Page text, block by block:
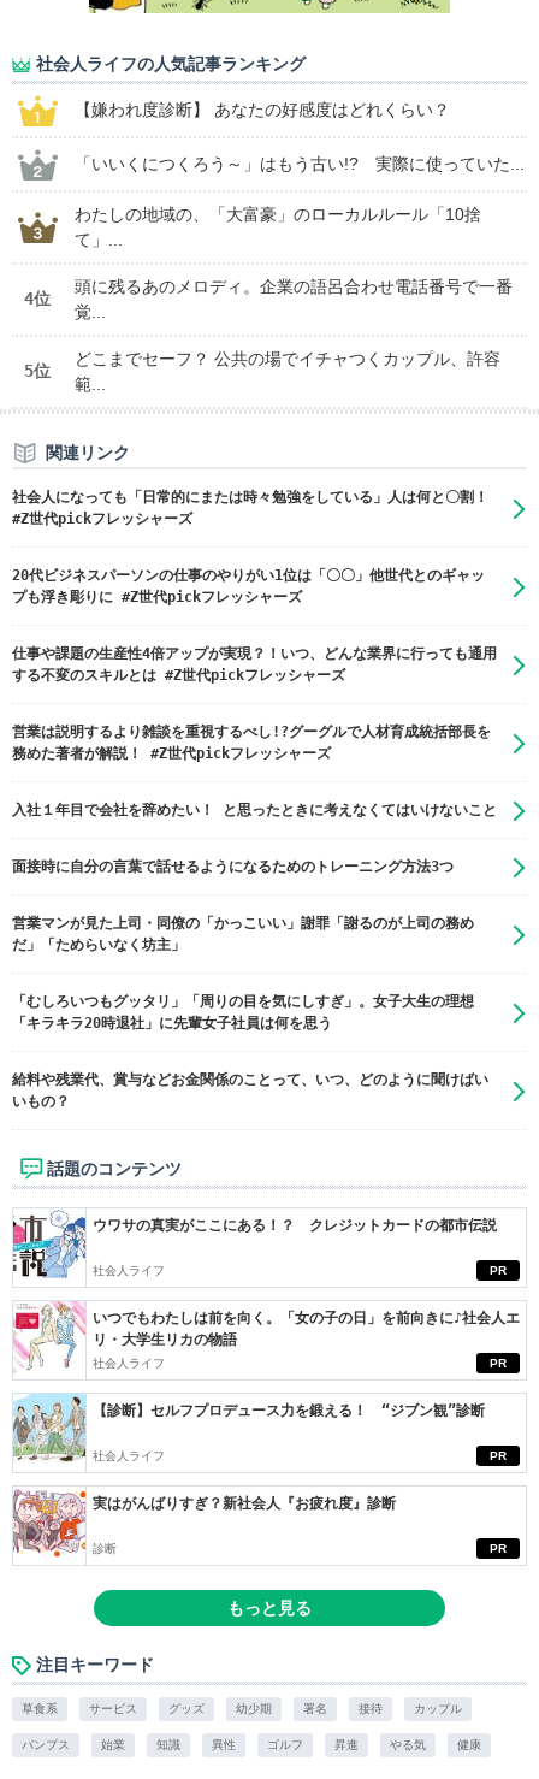
社会人ライフの人気記事ランキング
【嫌われ度診断】 あなたの好感度はどれくらい？
「いいくにつくろう～」はもう古い!? 実際に使っていた...
わたしの地域の、「大富豪」のローカルルール「10捨
て」...
4位
頭に残るあのメロディ。企業の語呂合わせ電話番号で一番
覚...
5位
どこまでセーフ？ 公共の場でイチャつくカップル、許容
範...
関連リンク
社会人になっても「日常的にまたは時々勉強をしている」人は何と〇割！
#Z世代pickフレッシャーズ
20代ビジネスパーソンの仕事のやりがい1位は「〇〇」他世代とのギャッ
プも浮き彫りに #Z世代pickフレッシャーズ
仕事や課題の生産性4倍アップが実現？！いつ、どんな業界に行っても通用
する不変のスキルとは #Z世代pickフレッシャーズ
営業は説明するより雑談を重視するべし!?グーグルで人材育成統括部長を
務めた著者が解説！ #Z世代pickフレッシャーズ
入社１年目で会社を辞めたい！ と思ったときに考えなくてはいけないこと
面接時に自分の言葉で話せるようになるためのトレーニング方法3つ
営業マンが見た上司・同僚の「かっこいい」謝罪「謝るのが上司の務め
だ」「ためらいなく坊主」
「むしろいつもグッタリ」「周りの目を気にしすぎ」。女子大生の理想
「キラキラ20時退社」に先輩女子社員は何を思う
給料や残業代、賞与などお金関係のことって、いつ、どのように聞けばい
いもの？
話題のコンテンツ
PR
ウワサの真実がここにある！？ クレジットカードの都市伝説
社会人ライフ
PR
いつでもわたしは前を向く。「女の子の日」を前向きに♪社会人エ
リ・大学生リカの物語
社会人ライフ
PR
【診断】セルフプロデュース力を鍛える！ “ジブン観”診断
社会人ライフ
PR
実はがんばりすぎ？新社会人『お疲れ度』診断
診断
もっと見る
注目キーワード
草食系 サービス グッズ 幼少期 署名 接待 カップル
パンプス 始業 知識 異性 ゴルフ 昇進 やる気 健康